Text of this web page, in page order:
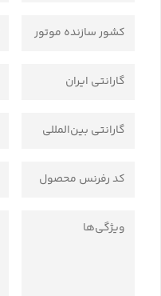
کشور سازنده موتور
گارانتی ایران
گارانتی بین‌المللی
کد رفرنس محصول
ویژگی‌ها